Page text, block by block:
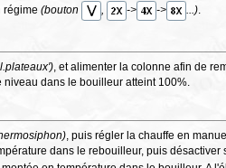
régime(bouton , -> -> ...).
, et alimenter la colonne afin de
niveau dans le bouilleur atteint 100%.
, puis régler la chauffe en
dans le rebouilleur, puis désactiver